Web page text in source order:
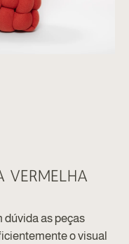
VERMELHA
dúvida as peças
o visual